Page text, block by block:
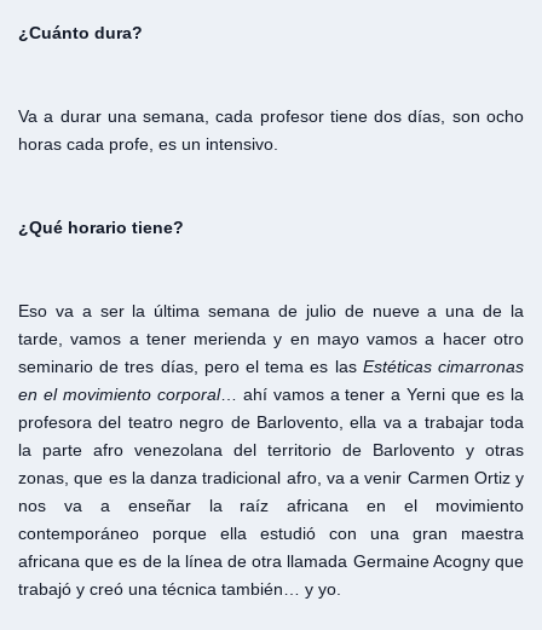
¿Cuánto dura?
Va a durar una semana, cada profesor tiene dos días, son ocho
horas cada profe, es un intensivo.
¿Qué horario tiene?
Eso va a ser la última semana de julio de nueve a una de la
tarde, vamos a tener merienda y en mayo vamos a hacer otro
seminario de tres días, pero el tema es las Estéticas cimarronas
en el movimiento corporal… ahí vamos a tener a Yerni que es la
profesora del teatro negro de Barlovento, ella va a trabajar toda
la parte afro venezolana del territorio de Barlovento y otras
zonas, que es la danza tradicional afro, va a venir Carmen Ortiz y
nos va a enseñar la raíz africana en el movimiento
contemporáneo porque ella estudió con una gran maestra
africana que es de la línea de otra llamada Germaine Acogny que
trabajó y creó una técnica también… y yo.